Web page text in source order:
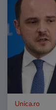
Unica.ro